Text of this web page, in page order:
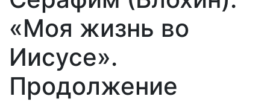
«Моя жизнь во
Иисусе».
Продолжение